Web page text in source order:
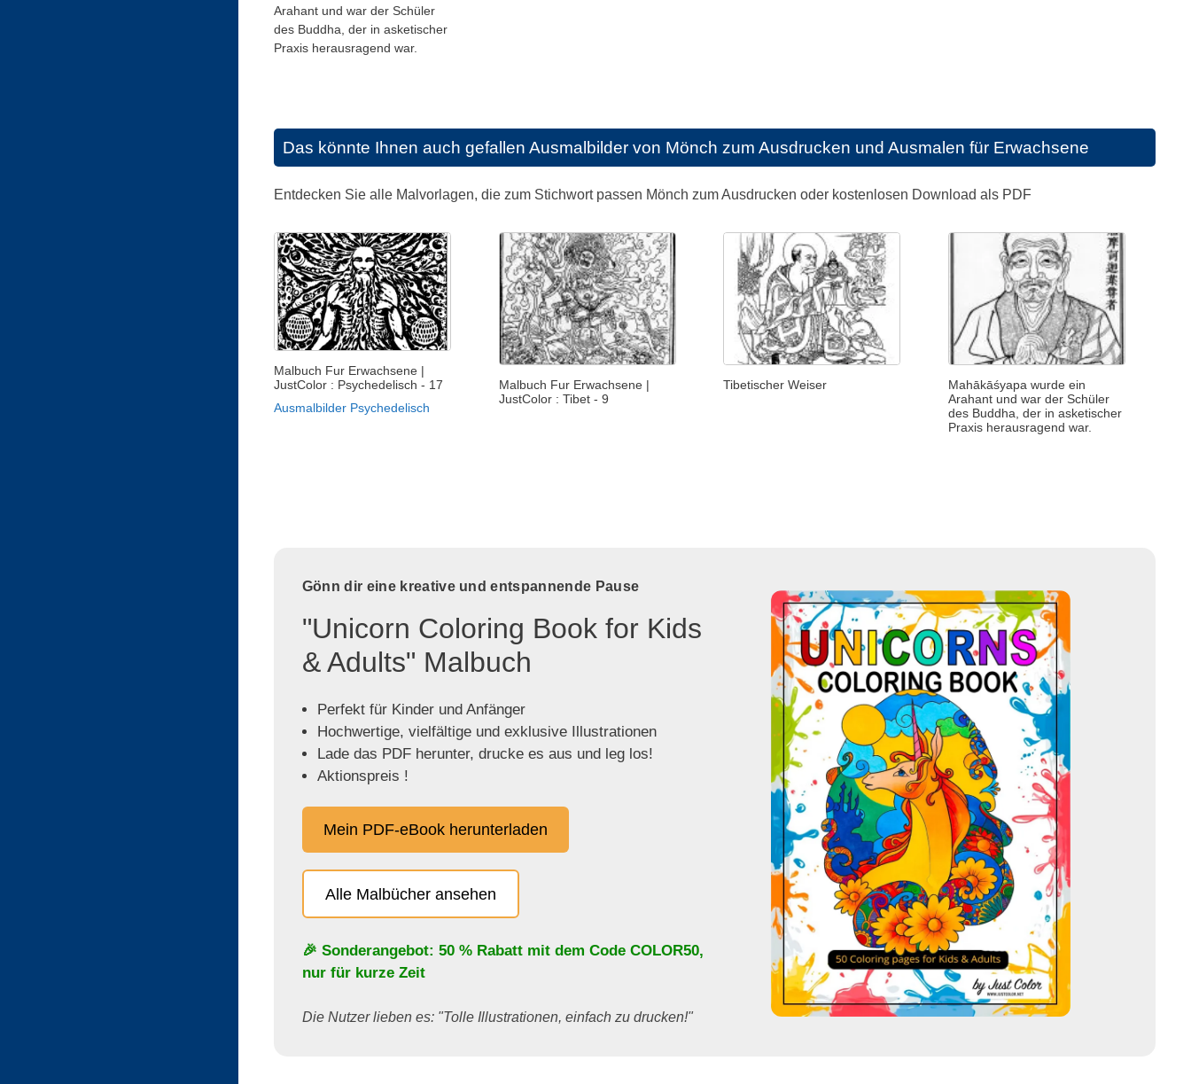
Arahant und war der Schüler
des Buddha, der in asketischer
Praxis herausragend war.
Das könnte Ihnen auch gefallen Ausmalbilder von Mönch zum Ausdrucken und Ausmalen für Erwachsene
Entdecken Sie alle Malvorlagen, die zum Stichwort passen Mönch zum Ausdrucken oder kostenlosen Download als PDF
Malbuch Fur Erwachsene |
JustColor : Psychedelisch - 17
Ausmalbilder Psychedelisch
Malbuch Fur Erwachsene |
JustColor : Tibet - 9
Tibetischer Weiser
Mahākāśyapa wurde ein
Arahant und war der Schüler
des Buddha, der in asketischer
Praxis herausragend war.
Gönn dir eine kreative und entspannende Pause
"Unicorn Coloring Book for Kids
& Adults" Malbuch
Perfekt für Kinder und Anfänger
Hochwertige, vielfältige und exklusive Illustrationen
Lade das PDF herunter, drucke es aus und leg los!
Aktionspreis !
Mein PDF-eBook herunterladen
Alle Malbücher ansehen
🎉 Sonderangebot: 50 % Rabatt mit dem Code COLOR50,
nur für kurze Zeit
Die Nutzer lieben es: "Tolle Illustrationen, einfach zu drucken!"